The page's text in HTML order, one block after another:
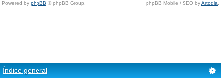
Powered by phpBB © phpBB Group. phpBB Mobile / SEO byArtodia
Índice general